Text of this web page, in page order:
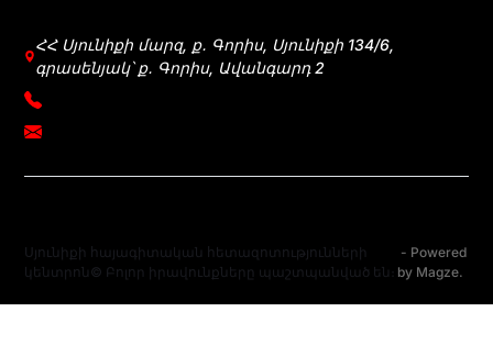
ՀՀ Սյունիքի մարզ, ք․ Գորիս, Սյունիքի 134/6,
գրասենյակ՝ ք․ Գորիս, Ավանգարդ 2
+374 39031083
mherkumunts@gmail.com
Սյունիքի հայագիտական հետազոտությունների
կենտրոն© Բոլոր իրավունքները պաշտպանված են։
- Powered
by Magze.